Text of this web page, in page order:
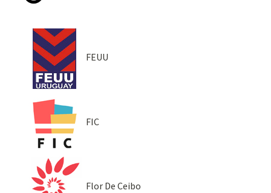
FEUU
FIC
Flor De Ceibo